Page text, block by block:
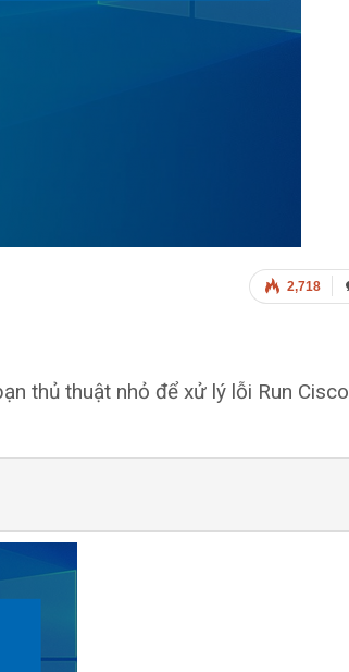
2,718
thủ thuật nhỏ để xử lý lỗi Run Cisco